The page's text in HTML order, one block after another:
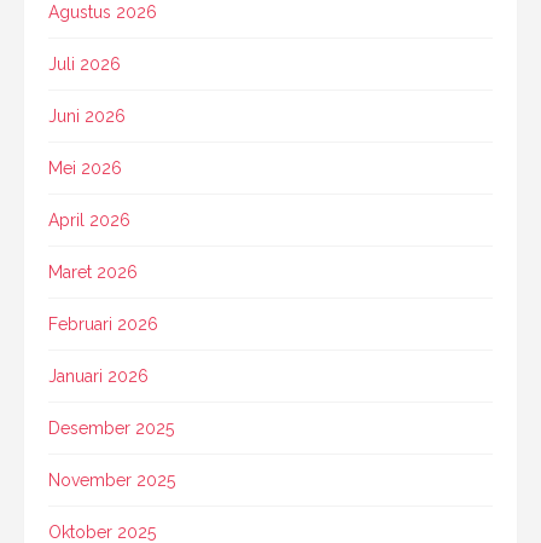
Agustus 2026
Juli 2026
Juni 2026
Mei 2026
April 2026
Maret 2026
Februari 2026
Januari 2026
Desember 2025
November 2025
Oktober 2025